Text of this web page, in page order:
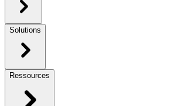
Solutions
Ressources